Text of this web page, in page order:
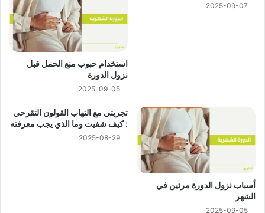
2025-09-07
استخدام حبوب منع الحمل قبل
نزول الدورة
2025-09-05
أسباب نزول الدورة مرتين في
الشهر
2025-09-05
تجربتي مع التهاب القولون التقرحي
: كيف شفيت وما الذي يجب معرفته
2025-08-29